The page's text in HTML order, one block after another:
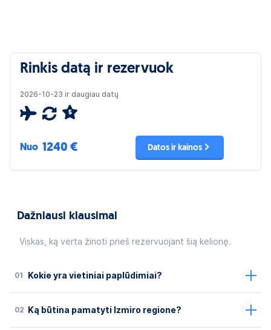
Rinkis datą ir rezervuok
2026-10-23 ir daugiau datų
5
Nuo 1240 € Datos ir kainos
Dažniausi klausimai
Viskas, ką verta žinoti prieš rezervuojant šią kelionę.
01 Kokie yra vietiniai paplūdimiai?
02 Ką būtina pamatyti Izmiro regione?